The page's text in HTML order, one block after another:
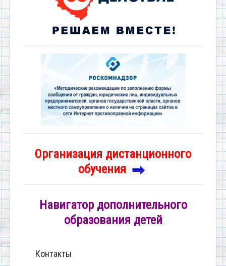
Организация дистанционного
обучения
Навигатор дополнительного
образования детей
Контакты